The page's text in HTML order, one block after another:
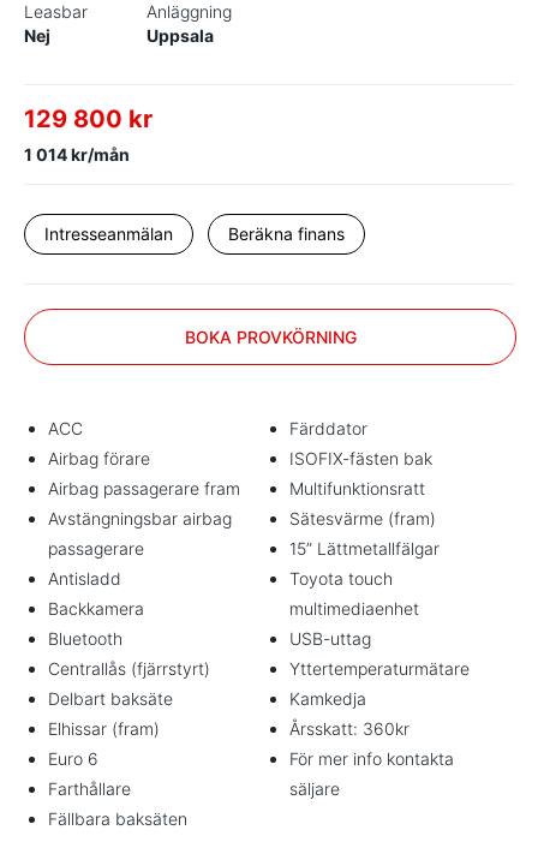
Leasbar
Nej
Anläggning
Uppsala
129 800 kr
1 014 kr/mån
Intresseanmälan Beräkna finans
BOKA PROVKÖRNING
ACC
Airbag förare
Airbag passagerare fram
Avstängningsbar airbag
passagerare
Antisladd
Backkamera
Bluetooth
Centrallås (fjärrstyrt)
Delbart baksäte
Elhissar (fram)
Euro 6
Farthållare
Fällbara baksäten
Färddator
ISOFIX-fästen bak
Multifunktionsratt
Sätesvärme (fram)
15” Lättmetallfälgar
Toyota touch
multimediaenhet
USB-uttag
Yttertemperaturmätare
Kamkedja
Årsskatt: 360kr
För mer info kontakta
säljare